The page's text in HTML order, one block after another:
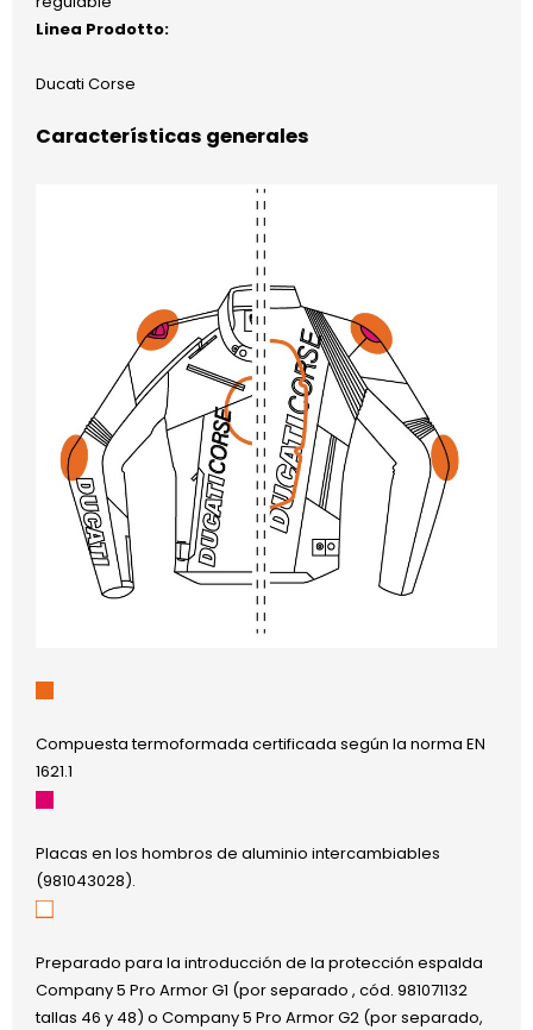
Linea Prodotto:
Ducati Corse
Características generales
Compuesta termoformada certificada según la norma EN
1621.1
Placas en los hombros de aluminio intercambiables
(981043028).
Preparado para la introducción de la protección espalda
Company 5 Pro Armor G1 (por separado , cód. 981071132
tallas 46 y 48) o Company 5 Pro Armor G2 (por separado,